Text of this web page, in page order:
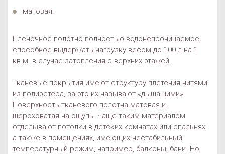
матовая.
Пленочное полотно полностью водонепроницаемое,
способное выдержать нагрузку весом до 100 л на 1
кв.м. в случае затопления с верхних этажей.
Тканевые покрытия имеют структуру плетения нитями
из полиэстера, за это их называют «дышащими».
Поверхность тканевого полотна матовая и
шероховатая на ощупь. Чаще таким материалом
отделывают потолки в детских комнатах или спальнях,
а также в помещениях, имеющих нестабильный
температурный режим, например, балконы, бани. Но,